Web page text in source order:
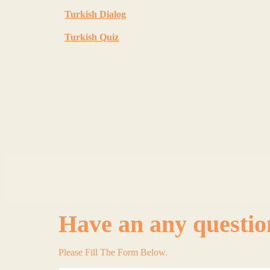
Turkish Dialog
Turkish Quiz
Have an any
Please Fill The Form Below.